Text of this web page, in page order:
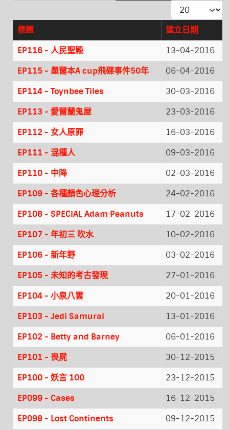
每頁顯示條數
文章
標題
建立日期
EP116 - 人民聖殿
13-04-2016
EP115 - 墨爾本A cup飛碟事件50年
06-04-2016
EP114 - Toynbee Tiles
30-03-2016
EP113 - 愛爾蘭鬼屋
23-03-2016
EP112 - 女人原罪
16-03-2016
EP111 - 混種人
09-03-2016
EP110 - 中降
02-03-2016
EP109 - 各種顏色心理分析
24-02-2016
EP108 - SPECIAL Adam Peanuts
17-02-2016
EP107 - 年初三 吹水
10-02-2016
EP106 - 新年野
03-02-2016
EP105 - 未知的考古發現
27-01-2016
EP104 - 小泉八雲
20-01-2016
EP103 - Jedi Samurai
13-01-2016
EP102 - Betty and Barney
06-01-2016
EP101 - 喪屍
30-12-2015
EP100 - 妖言 100
23-12-2015
EP099 - Cases
16-12-2015
EP098 - Lost Continents
09-12-2015